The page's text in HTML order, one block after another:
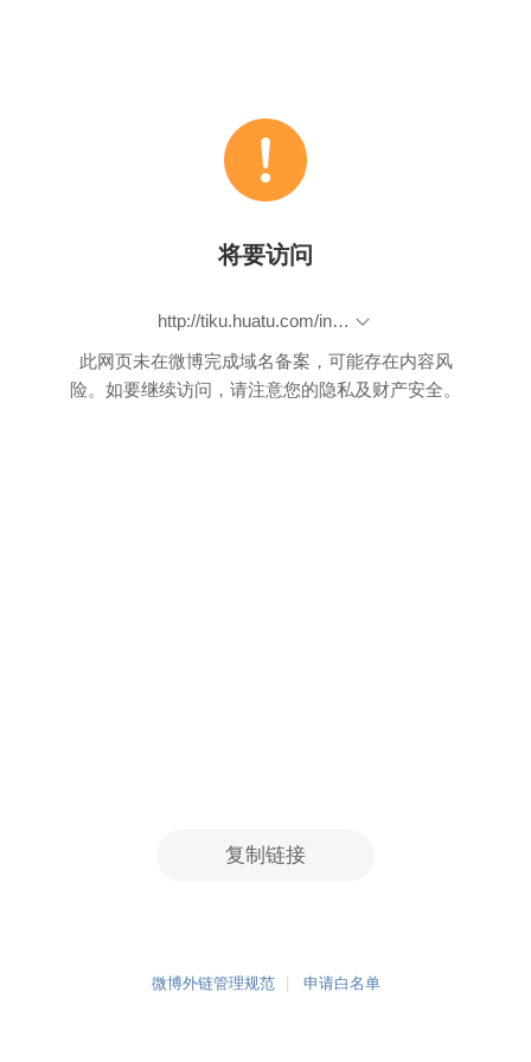
将要访问
http://tiku.huatu.com/index.php?mod=Shenlun&act=chouti&paper=1930
此网页未在微博完成域名备案，可能存在内容风
险。如要继续访问，请注意您的隐私及财产安全。
复制链接
微博外链管理规范 申请白名单